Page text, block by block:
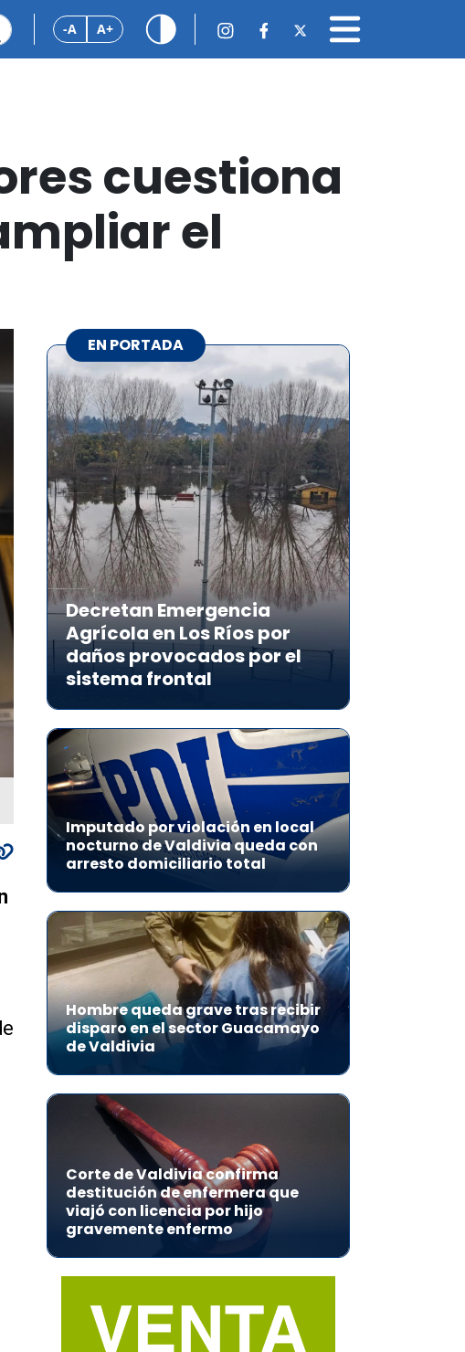
-A A+
cuestiona
el
EN PORTADA
Decretan Emergencia
Agrícola en Los Ríos por
daños provocados por el
sistema frontal
Imputado por violación en local
nocturno de Valdivia queda con
arresto domiciliario total
Hombre queda grave tras recibir
disparo en el sector Guacamayo
de Valdivia
Corte de Valdivia confirma
destitución de enfermera que
viajó con licencia por hijo
gravemente enfermo